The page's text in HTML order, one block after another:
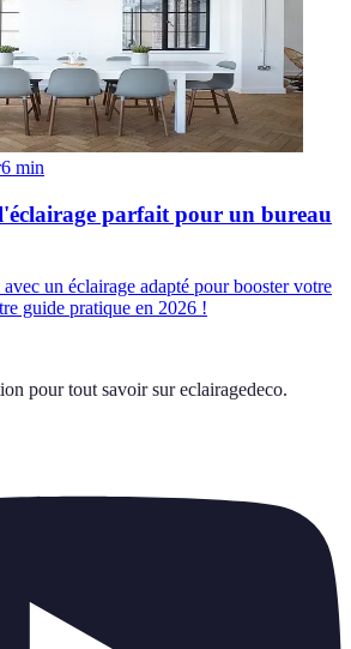
6 min
parfait pour un bureau
un éclairage adapté pour booster votre
guide pratique en 2026 !
pour tout savoir sur eclairagedeco.